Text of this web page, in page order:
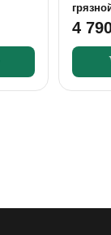
М1-400
4